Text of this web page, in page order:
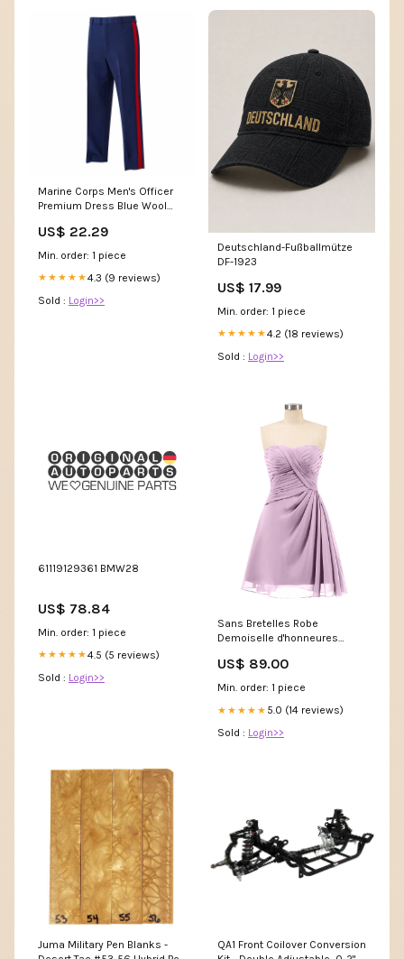
Marine Corps Men's Officer
Premium Dress Blue Wool
Woodard
US$ 22.29
Min. order: 1 piece
★★★★★4.3 (9 reviews)
Sold : Login>>
Deutschland-Fußballmütze
DF-1923
US$ 17.99
Min. order: 1 piece
★★★★★4.2 (18 reviews)
Sold : Login>>
61119129361 BMW28
US$ 78.84
Min. order: 1 piece
★★★★★4.5 (5 reviews)
Sold : Login>>
Sans Bretelles Robe
Demoiselle d'honneures
Taille Candance
US$ 89.00
Min. order: 1 piece
★★★★★ 5.0 (14 reviews)
Sold : Login>>
Juma Military Pen Blanks -
QA1 Front Coilover Conversion